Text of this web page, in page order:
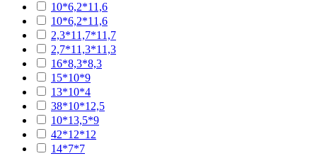
10*6,2*11,6
10*6,2*11,6
2,3*11,7*11,7
2,7*11,3*11,3
16*8,3*8,3
15*10*9
13*10*4
38*10*12,5
10*13,5*9
42*12*12
14*7*7